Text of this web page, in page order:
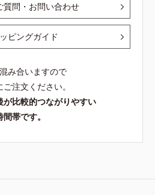
質問・お問い合わせ
ピングガイド
み合いますので
注文ください。
が比較的つながりやすい
間帯です。